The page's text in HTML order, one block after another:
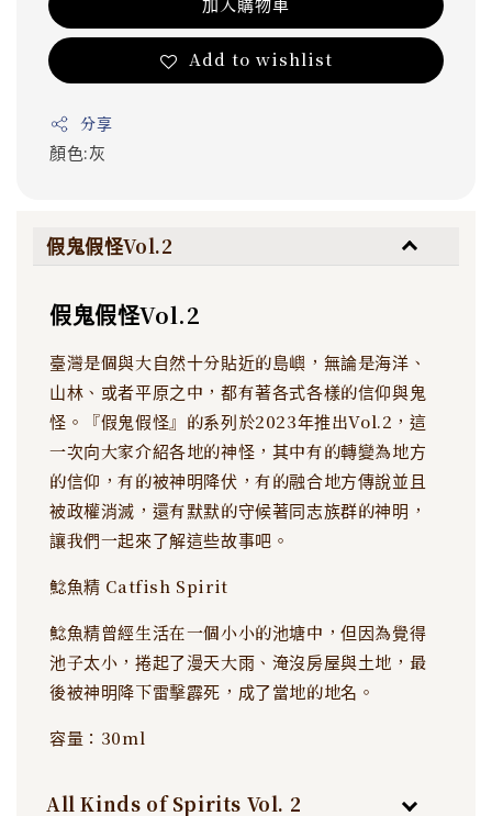
Add to wishlist
分享
顏色:灰
假鬼假怪Vol.2
假鬼假怪Vol.2
臺灣是個與大自然十分貼近的島嶼，無論是海洋、
山林、或者平原之中，都有著各式各樣的信仰與鬼
怪。『假鬼假怪』的系列於2023年推出Vol.2，這
一次向大家介紹各地的神怪，其中有的轉變為地方
的信仰，有的被神明降伏，有的融合地方傳說並且
被政權消滅，還有默默的守候著同志族群的神明，
讓我們一起來了解這些故事吧。
鯰魚精 Catfish Spirit
鯰魚精曾經生活在一個小小的池塘中，但因為覺得
池子太小，捲起了漫天大雨、淹沒房屋與土地，最
後被神明降下雷擊霹死，成了當地的地名。
容量：30ml
All Kinds of Spirits Vol. 2